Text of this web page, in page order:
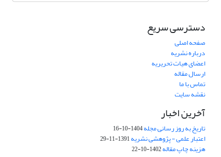
دسترسی سریع
صفحه اصلی
درباره نشریه
اعضای هیات تحریریه
ارسال مقاله
تماس با ما
نقشه سایت
آخرین اخبار
تاریخ به روز رسانی مجله1404-10-16
اعتبار علمی - پژوهشی نشریه1391-11-29
هزینه چاپ مقاله1402-10-22